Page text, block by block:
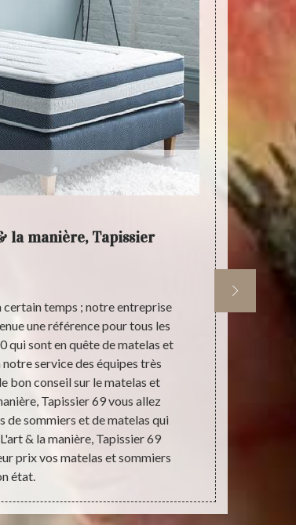
la manière, Tapissier
certain temps ; notre entreprise
une référence pour tous les
qui sont en quête de matelas et
service des équipes très
bon conseil sur le matelas et
Tapissier 69 vous allez
sommiers et de matelas qui
& la manière, Tapissier 69
prix vos matelas et sommiers
état.